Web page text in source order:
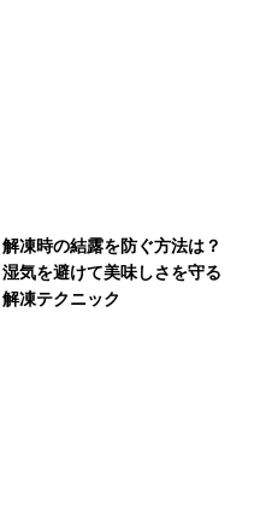
解凍時の結露を防ぐ方法は？
湿気を避けて美味しさを守る
解凍テクニック